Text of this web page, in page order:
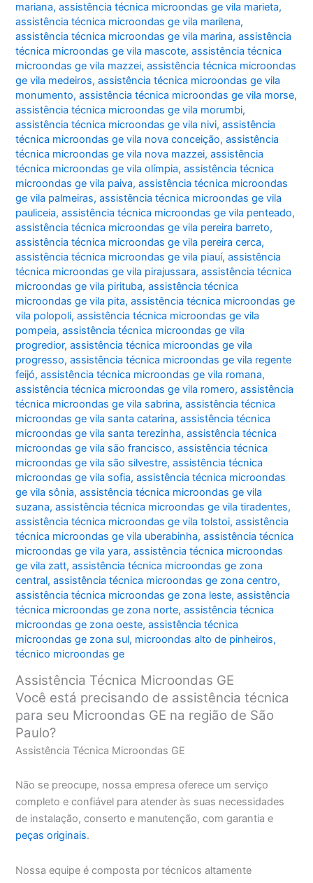
mariana,assistência técnica microondas ge vila marieta,
assistência técnica microondas ge vila marilena,
assistência técnica microondas ge vila marina,assistência
técnica microondas ge vila mascote,assistência técnica
microondas ge vila mazzei,assistência técnica microondas
ge vila medeiros,assistência técnica microondas ge vila
monumento,assistência técnica microondas ge vila morse,
assistência técnica microondas ge vila morumbi,
assistência técnica microondas ge vila nivi,assistência
técnica microondas ge vila nova conceição,assistência
técnica microondas ge vila nova mazzei,assistência
técnica microondas ge vila olímpia,assistência técnica
microondas ge vila paiva,assistência técnica microondas
ge vila palmeiras,assistência técnica microondas ge vila
pauliceia,assistência técnica microondas ge vila penteado,
assistência técnica microondas ge vila pereira barreto,
assistência técnica microondas ge vila pereira cerca,
assistência técnica microondas ge vila piauí,assistência
técnica microondas ge vila pirajussara,assistência técnica
microondas ge vila pirituba,assistência técnica
microondas ge vila pita,assistência técnica microondas ge
vila polopoli,assistência técnica microondas ge vila
pompeia,assistência técnica microondas ge vila
progredior,assistência técnica microondas ge vila
progresso,assistência técnica microondas ge vila regente
feijó,assistência técnica microondas ge vila romana,
assistência técnica microondas ge vila romero,assistência
técnica microondas ge vila sabrina,assistência técnica
microondas ge vila santa catarina,assistência técnica
microondas ge vila santa terezinha,assistência técnica
microondas ge vila são francisco,assistência técnica
microondas ge vila são silvestre,assistência técnica
microondas ge vila sofia,assistência técnica microondas
ge vila sônia,assistência técnica microondas ge vila
suzana,assistência técnica microondas ge vila tiradentes,
assistência técnica microondas ge vila tolstoi,assistência
técnica microondas ge vila uberabinha,assistência técnica
microondas ge vila yara,assistência técnica microondas
ge vila zatt,assistência técnica microondas ge zona
central,assistência técnica microondas ge zona centro,
assistência técnica microondas ge zona leste,assistência
técnica microondas ge zona norte,assistência técnica
microondas ge zona oeste,assistência técnica
microondas ge zona sul, microondas alto de pinheiros,
técnico microondas ge
Assistência Técnica Microondas GE
Você está precisando de assistência técnica
para seu Microondas GE na região de São
Paulo?
Assistência Técnica Microondas GE
Não se preocupe, nossa empresa oferece um serviço
completo e confiável para atender às suas necessidades
de instalação, conserto e manutenção, com garantia e
peças originais.
Nossa equipe é composta por técnicos altamente